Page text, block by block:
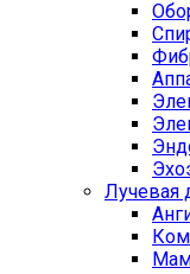
Лучевая